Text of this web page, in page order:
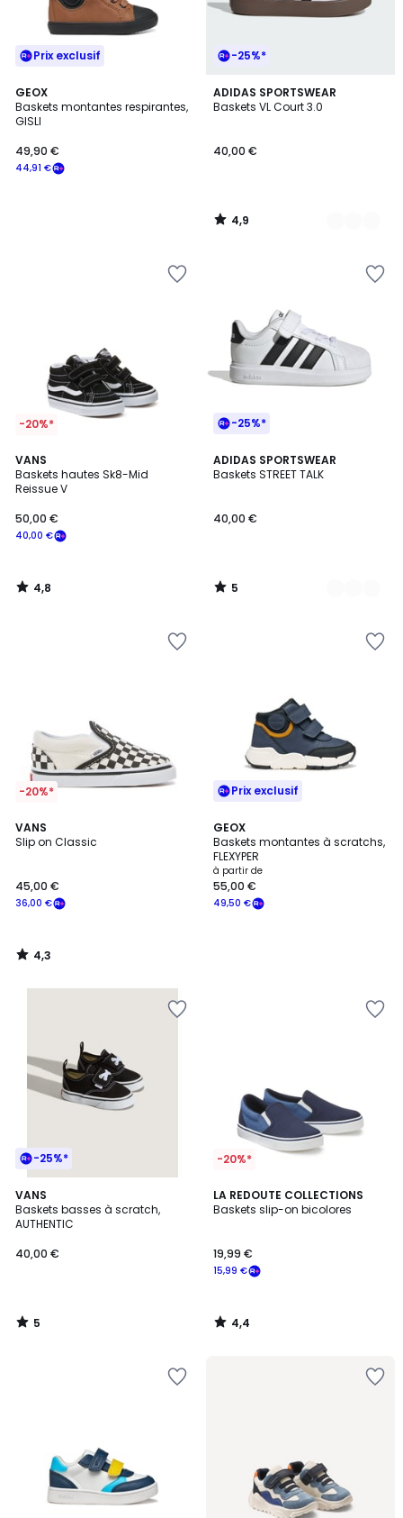
Prix exclusif
GEOX
Baskets montantes respirantes,
GISLI
44,91 €
49,90 €
-25%*
ADIDAS SPORTSWEAR
Baskets VL Court 3.0
40,00 €
4,9
/ 5
3
Couleurs
4,9
/
-20%*
VANS
Baskets hautes Sk8-Mid
Reissue V
40,00 €
50,00 €
4,8
/ 5
4,8
/
-25%*
ADIDAS SPORTSWEAR
Baskets STREET TALK
40,00 €
5
/
7
Couleurs
5
/
-20%*
VANS
Slip on Classic
36,00 €
45,00 €
4,3
/ 5
4,3
/
Prix exclusif
GEOX
Baskets montantes à scratchs,
FLEXYPER
à partir de
49,50 €
55,00 €
-25%*
VANS
Baskets basses à scratch,
AUTHENTIC
40,00 €
5
/
5
5
/
-20%*
LA REDOUTE COLLECTIONS
Baskets slip-on bicolores
15,99 €
19,99 €
4,4
/ 5
4,4
/